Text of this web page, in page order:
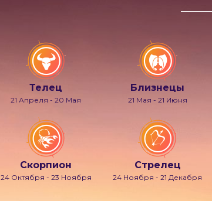
Телец
21 Апреля - 20 Мая
Близнецы
21 Мая - 21 Июня
Скорпион
24 Октября - 23 Ноября
Стрелец
24 Ноября - 21 Декабря